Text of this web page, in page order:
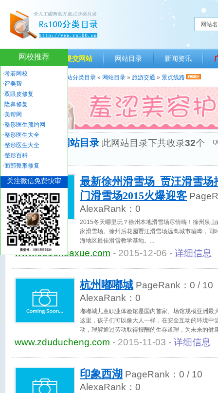
网站
网站首页 提交网站 网站目录 新闻资讯
当前位置： 人生一百网站分类目录 » 网站目录 » 旅游交通 » 景点线路
“景点线路”网站目录 此网站目录下共收录32个
优秀网站
最新徐州滑雪场_贾汪滑雪
门滑雪场2015火爆迎客
AlexaRank： 0
2015冬天哪里玩？徐州本地滑雪场尽情嗨！徐州泉
家滑雪场。徐州后花园贾汪滑雪场远离城市喧哗，同
海地区最佳滑雪教学基地。
www.0516huaxue.com - 2015-12-06 - 详细信息
杭州嘟嘟城 PageRank： 0 / 10
AlexaRank： 0
嘟嘟城儿童职业体验馆是国内首家、场馆规模亚洲最
这里，孩子们可以像大人一样，在安全互动的环境中
动，理解通过劳动取得报酬的生存道理，为未来的健
基础 在“嘟嘟城”，孩子们可以尽情选择自己理想中的
学家、记者、医生、机长、设计师、主播、驾驶员
们未来的梦想！
www.zduducheng.com - 2015-11-03 - 详细信息
印象西湖 PageRank： 0 / 10
AlexaRank： 0
网校推荐
·考若网校
·评美帮
·双眼皮修复
·隆鼻修复
·美帮网
·整形医生预约网
·整形医生大全
·整形医生大全
·整形百科
·面部整形修复
关注微信免费快审